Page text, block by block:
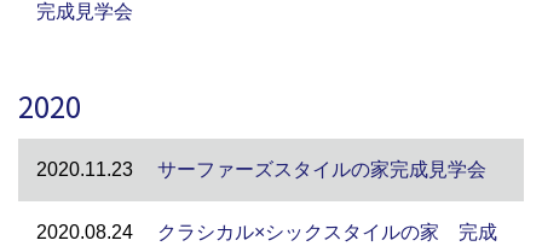
完成見学会
2020
2020.11.23 サーファーズスタイルの家完成見学会
2020.08.24
クラシカル×シックスタイルの家 完成